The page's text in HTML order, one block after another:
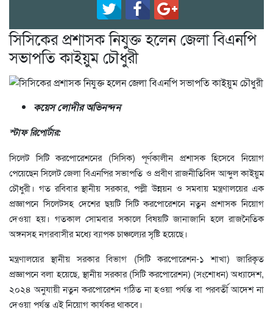
সিসিকের প্রশাসক নিযুক্ত হলেন জেলা বিএনপি
সভাপতি কাইয়ুম চৌধুরী
কয়েস লোদীর অভিনন্দন
স্টাফ রিপোর্টার:
সিলেট সিটি করপোরেশনের (সিসিক) পূর্ণকালীন প্রশাসক হিসেবে নিয়োগ
পেয়েছেন সিলেট জেলা বিএনপির সভাপতি ও প্রবীণ রাজনীতিবিদ আব্দুল কাইয়ুম
চৌধুরী। গত রবিবার স্থানীয় সরকার, পল্লী উন্নয়ন ও সমবায় মন্ত্রণালয়ের এক
প্রজ্ঞাপনে সিলেটসহ দেশের ছয়টি সিটি করপোরেশনে নতুন প্রশাসক নিয়োগ
দেওয়া হয়। গতকাল সোমবার সকালে বিষয়টি জানাজানি হলে রাজনৈতিক
অঙ্গনসহ নগরবাসীর মধ্যে ব্যাপক চাঞ্চল্যের সৃষ্টি হয়েছে।
মন্ত্রণালয়ের স্থানীয় সরকার বিভাগ (সিটি করপোরেশন-১ শাখা) জারিকৃত
প্রজ্ঞাপনে বলা হয়েছে, স্থানীয় সরকার (সিটি করপোরেশন) (সংশোধন) অধ্যাদেশ,
২০২৪ অনুযায়ী নতুন করপোরেশন গঠিত না হওয়া পর্যন্ত বা পরবর্তী আদেশ না
দেওয়া পর্যন্ত এই নিয়োগ কার্যকর থাকবে।